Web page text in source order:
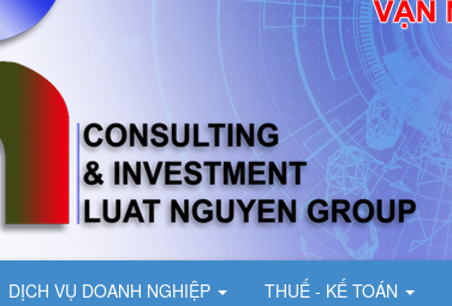
DỊCH VỤ DOANH NGHIỆP THUẾ - KẾ TOÁN